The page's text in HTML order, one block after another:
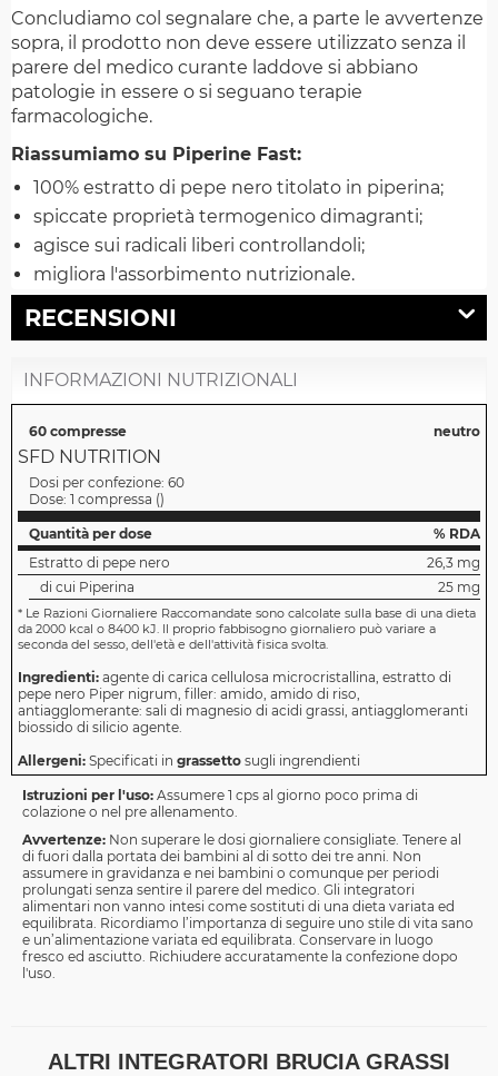
Concludiamo col segnalare che, a parte le avvertenze
sopra, il prodotto non deve essere utilizzato senza il
parere del medico curante laddove si abbiano
patologie in essere o si seguano terapie
farmacologiche.
Riassumiamo su Piperine Fast:
100% estratto di pepe nero titolato in piperina;
spiccate proprietà termogenico dimagranti;
agisce sui radicali liberi controllandoli;
migliora l'assorbimento nutrizionale.
RECENSIONI
INFORMAZIONI NUTRIZIONALI
60 compresse neutro
SFD NUTRITION
Dosi per confezione: 60
Dose: 1 compressa ()
Quantità per dose
% RDA
Estratto di pepe nero
26,3 mg
di cui Piperina
25 mg
* Le Razioni Giornaliere Raccomandate sono calcolate sulla base di una dieta
da 2000 kcal o 8400 kJ. Il proprio fabbisogno giornaliero può variare a
seconda del sesso, dell'età e dell'attività fisica svolta.
Ingredienti: agente di carica cellulosa microcristallina, estratto di
pepe nero Piper nigrum, filler: amido, amido di riso,
antiagglomerante: sali di magnesio di acidi grassi, antiagglomeranti
biossido di silicio agente.
Allergeni: Specificati in grassetto sugli ingrendienti
Istruzioni per l'uso: Assumere 1 cps al giorno poco prima di
colazione o nel pre allenamento.
Avvertenze: Non superare le dosi giornaliere consigliate. Tenere al
di fuori dalla portata dei bambini al di sotto dei tre anni. Non
assumere in gravidanza e nei bambini o comunque per periodi
prolungati senza sentire il parere del medico. Gli integratori
alimentari non vanno intesi come sostituti di una dieta variata ed
equilibrata. Ricordiamo l’importanza di seguire uno stile di vita sano
e un’alimentazione variata ed equilibrata. Conservare in luogo
fresco ed asciutto. Richiudere accuratamente la confezione dopo
l'uso.
ALTRI INTEGRATORI BRUCIA GRASSI